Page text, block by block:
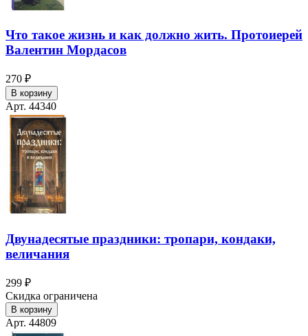
Что такое жизнь и как должно жить. Протоиерей
Валентин Мордасов
270 ₽
В корзину
Арт. 44340
Двунадесятые праздники: тропари, кондаки,
величания
299 ₽
Скидка ограничена
В корзину
Арт. 44809